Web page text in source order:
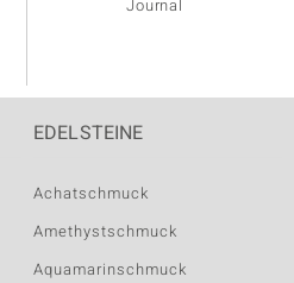
Journal
EDELSTEINE
Achatschmuck
Amethystschmuck
Aquamarinschmuck